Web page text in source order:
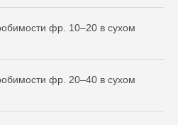
фр. 10–20 в сухом
фр. 20–40 в сухом